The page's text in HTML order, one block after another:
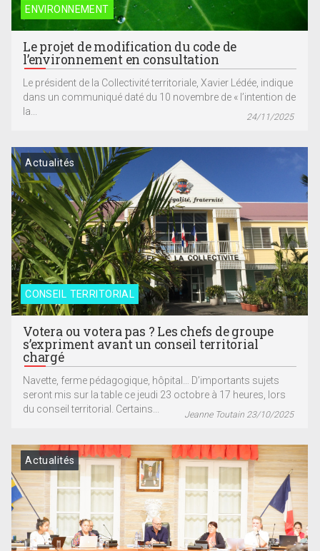
ENVIRONNEMENT
Le projet de modification du code de
l’environnement en consultation
Le président de la Collectivité territoriale, Xavier Lédée, indique
dans un communiqué daté du 10 novembre de « l’intention de
la...
24/11/2025
CONSEIL TERRITORIAL
Actualités
Votera ou votera pas ? Les chefs de groupe
s’expriment avant un conseil territorial
chargé
Navette, ferme pédagogique, hôpital… D’importants sujets
seront mis sur la table ce jeudi 23 octobre à 17 heures, lors
du conseil territorial. Certains...
Jeanne Toutain 23/10/2025
Actualités